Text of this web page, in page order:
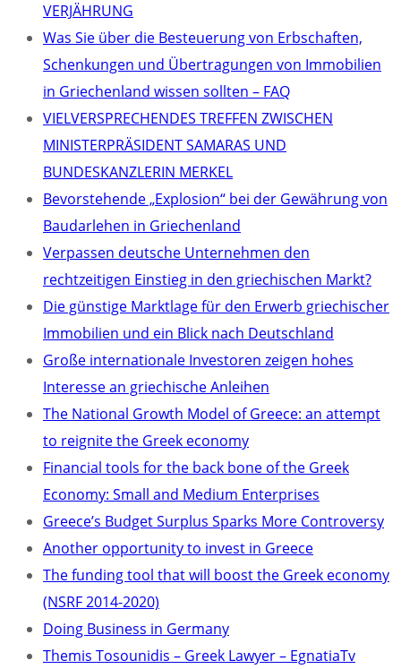
VERJÄHRUNG
Was Sie über die Besteuerung von Erbschaften,
Schenkungen und Übertragungen von Immobilien
in Griechenland wissen sollten – FAQ
VIELVERSPRECHENDES TREFFEN ZWISCHEN
MINISTERPRÄSIDENT SAMARAS UND
BUNDESKANZLERIN MERKEL
Bevorstehende „Explosion“ bei der Gewährung von
Baudarlehen in Griechenland
Verpassen deutsche Unternehmen den
rechtzeitigen Einstieg in den griechischen Markt?
Die günstige Marktlage für den Erwerb griechischer
Immobilien und ein Blick nach Deutschland
Große internationale Investoren zeigen hohes
Interesse an griechische Anleihen
The National Growth Model of Greece: an attempt
to reignite the Greek economy
Financial tools for the back bone of the Greek
Economy: Small and Medium Enterprises
Greece’s Budget Surplus Sparks More Controversy
Another opportunity to invest in Greece
The funding tool that will boost the Greek economy
(NSRF 2014-2020)
Doing Business in Germany
Themis Tosounidis – Greek Lawyer – EgnatiaTv